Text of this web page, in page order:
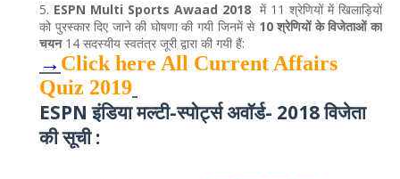
5. ESPN Multi Sports Awaad 2018 में 11 श्रेणियों में खिलाड़ियों
को पुरस्कार दिए जाने की घोषणा की गयी जिनमें से 10 श्रेणियों के विजेताओं का
चयन14 सदस्यीय स्वतंत्र जूरी द्वारा की गयी हैं:
→ Click here All Current Affairs
Quiz 2019
ESPN इंडिया मल्टी-स्पोर्ट्स अवॉर्ड- 2018विजेता
की सूची :